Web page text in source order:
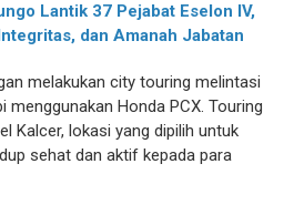
Lantik 37 Pejabat Eselon IV,
dan Amanah Jabatan
melakukan city touring melintasi
Honda PCX. Touring
Kalcer, lokasi yang dipilih untuk
sehat dan aktif kepada para